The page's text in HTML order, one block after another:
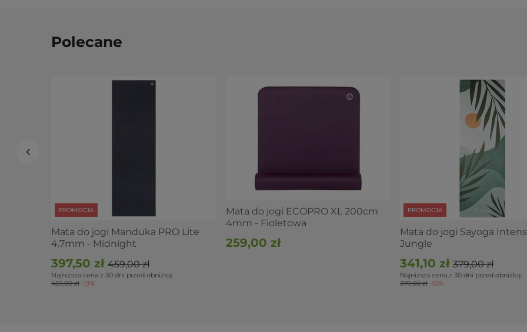
Polecane
PROMOCJA
Mata do jogi Manduka PRO Lite
4.7mm - Midnight
397,50 zł 459,00 zł
Najniższa cena z 30 dni przed obniżką:
459,00 zł -13%
Mata do jogi ECOPRO XL 200cm
4mm - Fioletowa
259,00 zł
PROMOCJA
Mata do jogi Sayoga
Jungle
341,10 zł 379,00 zł
Najniższa cena z 30 dni przed obniżką:
379,00 zł -10%